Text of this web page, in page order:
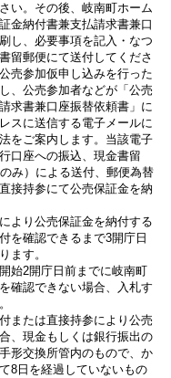
い。その後、岐南町ホーム
金納付書兼支払請求書兼口
し、必要事項を記入・なつ
留郵便にて送付してくださ
売参加仮申し込みを行った
、公売参加者などが「公売
求書兼口座振替依頼書」に
スに送信する電子メールに
をご案内します。当該電子
口座への振込、現金書留
み）による送付、郵便為替
接持参にて公売保証金を納
より公売保証金を納付する
を確認できるまで3開庁日
ます。
始2開庁日前までに岐南町
確認できない場合、入札す
または直接持参により公売
、現金もしくは銀行振出の
形交換所管内のもので、か
8日を経過していないもの